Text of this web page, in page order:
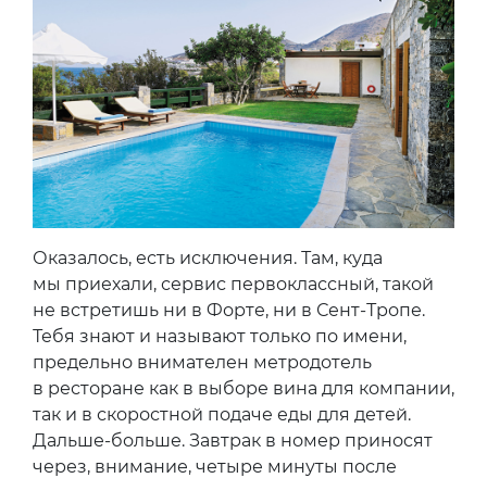
Оказалось, есть исключения. Там, куда
мы приехали, сервис первоклассный, такой
не встретишь ни в Форте, ни в Сент-Тропе.
Тебя знают и называют только по имени,
предельно внимателен метродотель
в ресторане как в выборе вина для компании,
так и в скоростной подаче еды для детей.
Дальше-больше. Завтрак в номер приносят
через, внимание, четыре минуты после